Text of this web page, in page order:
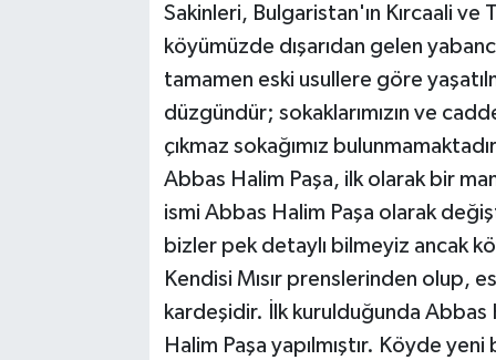
Sakinleri, Bulgaristan'ın Kırcaali
köyümüzde dışarıdan gelen
tamamen eski usullere göre
düzgündür; sokaklarımızın ve
çıkmaz sokağımız
Abbas Halim Paşa, ilk olarak bir
ismi Abbas Halim Paşa olarak
bizler pek detaylı bilmeyiz ancak
Kendisi Mısır prenslerinden olup,
kardeşidir. İlk kurulduğunda Abbas
Halim Paşa yapılmıştır. Köyde